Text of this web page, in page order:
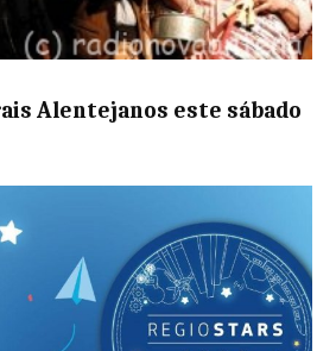
Alentejanos este sábado